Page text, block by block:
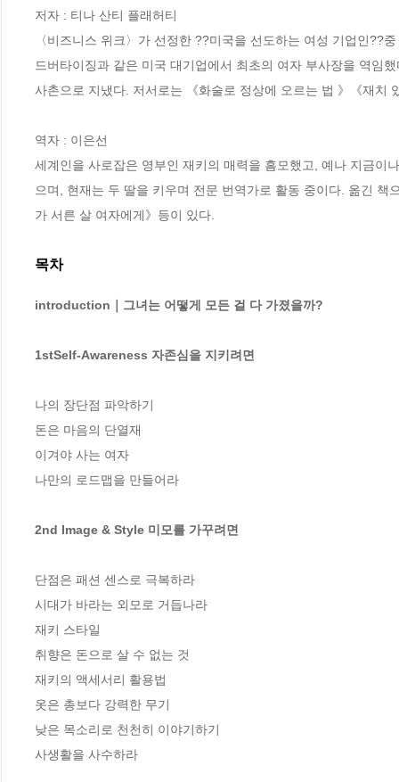
저자 : 티나 산티 플래허티
〈비즈니스 위크〉가 선정한 ??미국을 선도하는 여성 기업인??
드버타이징과 같은 미국 대기업에서 최초의 여자 부사장을 역임
사촌으로 지냈다. 저서로는 《화술로 정상에 오르는 법 》《재치
역자 : 이은선
세계인을 사로잡은 영부인 재키의 매력을 흠모했고, 예나 지금이
으며, 현재는 두 딸을 키우며 전문 번역가로 활동 중이다. 옮긴
가 서른 살 여자에게》등이 있다.
목차
introduction｜그녀는 어떻게 모든 걸 다 가졌을까?
1stSelf-Awareness 자존심을 지키려면
나의 장단점 파악하기
돈은 마음의 단열재
이겨야 사는 여자
나만의 로드맵을 만들어라
2nd Image & Style 미모를 가꾸려면
단점은 패션 센스로 극복하라
시대가 바라는 외모로 거듭나라
재키 스타일
취향은 돈으로 살 수 없는 것
재키의 액세서리 활용법
옷은 총보다 강력한 무기
낮은 목소리로 천천히 이야기하기
사생활을 사수하라